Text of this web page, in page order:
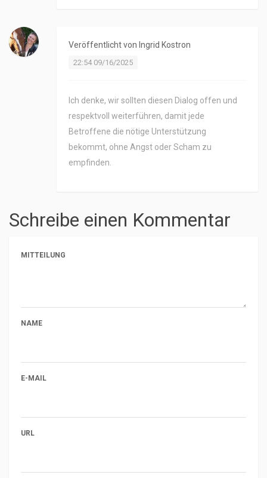
Veröffentlicht von Ingrid Kostron
22:54 09/16/2025
Ich denke, wir sollten diesen Dialog offen und
respektvoll weiterführen, damit jede
Betroffene die nötige Unterstützung
bekommt, ohne Angst oder Scham zu
empfinden.
Schreibe einen Kommentar
MITTEILUNG
NAME
E-MAIL
URL